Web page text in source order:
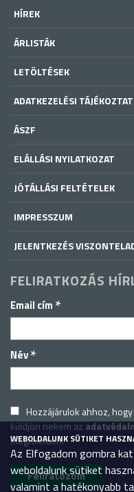
HÍREK
ÁRLISTÁK
LETÖLTÉSEK
ADATKEZELÉSI
ÁSZF
ELÁLLÁSI NYILATKOZAT
JÓTÁLLÁSI FELTÉTELEK
IMPRESSZUM
JELENTKEZÉS
FELIRATKOZÁS
Email cím *
Név*
Hozzájárulok ahhoz,
küldjön nekem az
megfelelően.
WEBOLDALUNK SÜTIKET
Az Elfogadom gombra
weboldalunk sütiket
valamint a hatékonyabb